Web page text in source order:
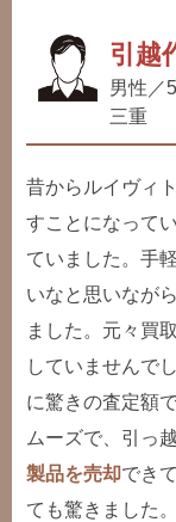
引越
男性
三重
昔からルイヴィ
すことになって
ていました。手
いなと思いなが
ました。元々買
していませんで
に驚きの査定額
ムーズで、引っ
製品を売却でき
ても驚きました